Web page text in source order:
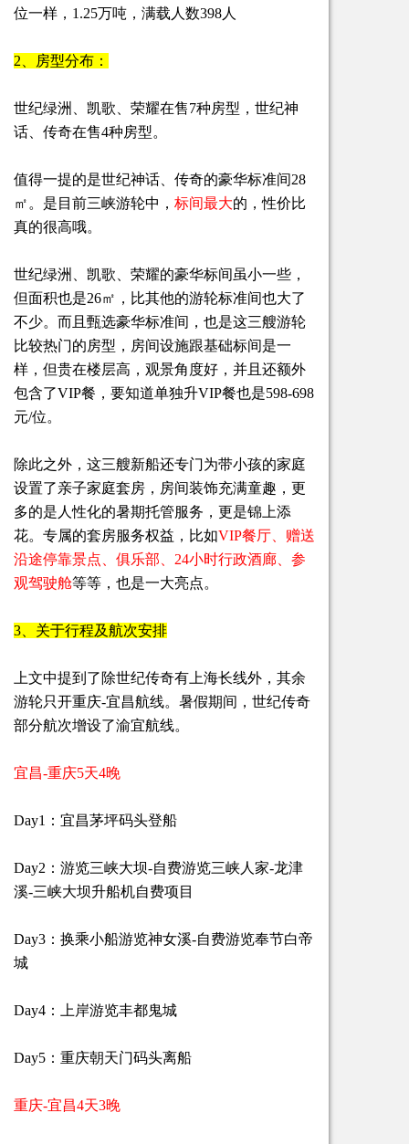
位一样，1.25万吨，满载人数398人
2、房型分布：
世纪绿洲、凯歌、荣耀在售7种房型，世纪神
话、传奇在售4种房型。
值得一提的是世纪神话、传奇的豪华标准间28
㎡。是目前三峡游轮中， 标间最大的 ，性价比
真的很高哦。
世纪绿洲、凯歌、荣耀的豪华标间虽小一些，
但面积也是26㎡，比其他的游轮标准间也大了
不少。而且甄选豪华标准间，也是这三艘游轮
比较热门的房型，房间设施跟基础标间是一
样，但贵在楼层高，观景角度好，并且还额外
包含了VIP餐，要知道单独升VIP餐也是598-698
元/位。
除此之外，这三艘新船还专门为带小孩的家庭
设置了亲子家庭套房，房间装饰充满童趣，更
多的是人性化的暑期托管服务，更是锦上添
花。专属的套房服务权益，比如VIP餐厅、赠送
沿途停靠景点、俱乐部、24小时行政酒廊、参
观驾驶舱等等，也是一大亮点。
3、关于行程及航次安排
上文中提到了除世纪传奇有上海长线外，其余
游轮只开重庆-宜昌航线。暑假期间，世纪传奇
部分航次增设了渝宜航线。
宜昌-重庆5天4晚
Day1：宜昌茅坪码头登船
Day2：游览三峡大坝-自费游览三峡人家-龙津
溪-三峡大坝升船机自费项目
Day3：换乘小船游览神女溪-自费游览奉节白帝
城
Day4：上岸游览丰都鬼城
Day5：重庆朝天门码头离船
重庆-宜昌4天3晚